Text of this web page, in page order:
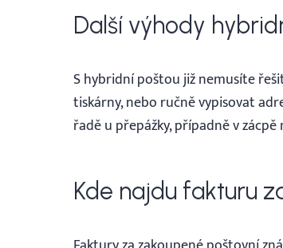
Další výhody
S hybridní poštou již nemusíte
tiskárny, nebo ručně vypisovat
řadě u přepážky, případně v zácpě
Kde najdu fakturu